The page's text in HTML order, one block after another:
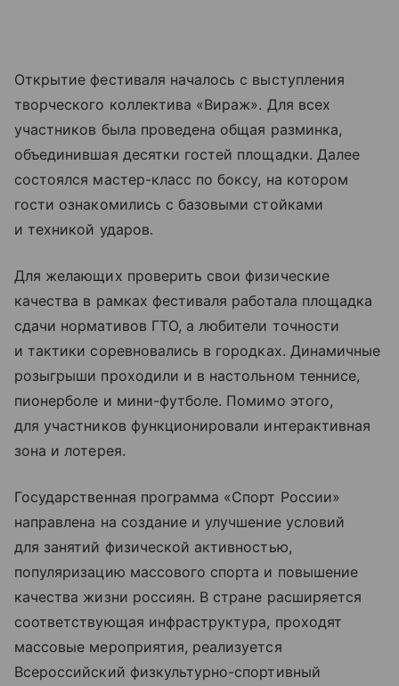
Открытие фестиваля началось с выступления
творческого коллектива «Вираж». Для всех
участников была проведена общая разминка,
объединившая десятки гостей площадки. Далее
состоялся мастер-класс по боксу, на котором
гости ознакомились с базовыми стойками
и техникой ударов.
Для желающих проверить свои физические
качества в рамках фестиваля работала площадка
сдачи нормативов ГТО, а любители точности
и тактики соревновались в городках. Динамичные
розыгрыши проходили и в настольном теннисе,
пионерболе и мини-футболе. Помимо этого,
для участников функционировали интерактивная
зона и лотерея.
Государственная программа «Спорт России»
направлена на создание и улучшение условий
для занятий физической активностью,
популяризацию массового спорта и повышение
качества жизни россиян. В стране расширяется
соответствующая инфраструктура, проходят
массовые мероприятия, реализуется
Всероссийский физкультурно-спортивный